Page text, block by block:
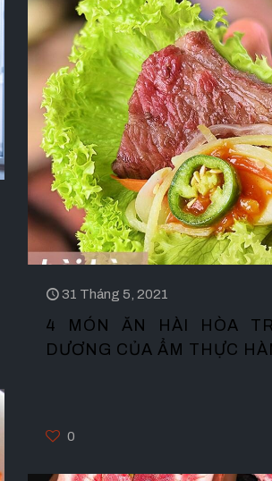
31 Tháng 5, 2021
4 MÓN ĂN HÀI HÒA
DƯƠNG CỦA ẨM THỰC
0